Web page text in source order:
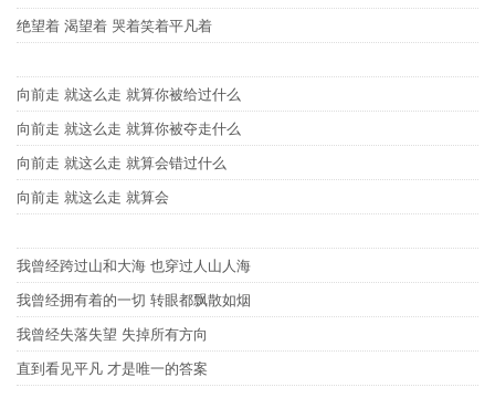
绝望着 渴望着 哭着笑着平凡着
向前走 就这么走 就算你被给过什么
向前走 就这么走 就算你被夺走什么
向前走 就这么走 就算会错过什么
向前走 就这么走 就算会
我曾经跨过山和大海 也穿过人山人海
我曾经拥有着的一切 转眼都飘散如烟
我曾经失落失望 失掉所有方向
直到看见平凡 才是唯一的答案